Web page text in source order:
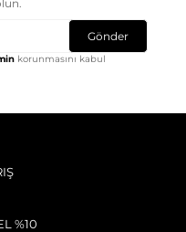
Gönder
korunmasını kabul
%10